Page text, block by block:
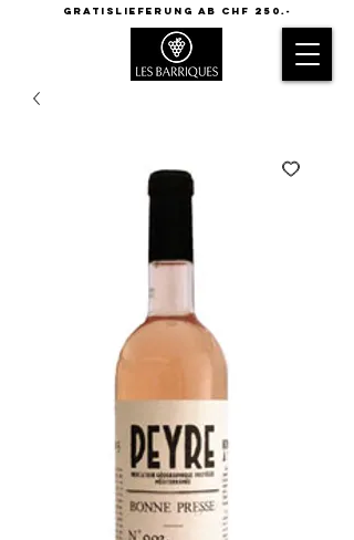
GRATISLIEFERUNG AB CHF 250.-